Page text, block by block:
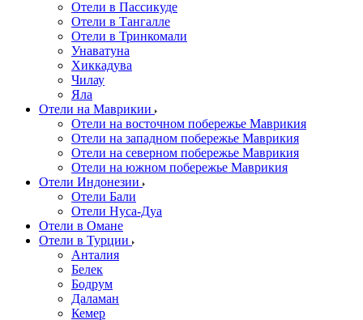
Отели в Пассикуде
Отели в Тангалле
Отели в Тринкомали
Унаватуна
Хиккадува
Чилау
Яла
Отели на Маврикии
Отели на восточном побережье Маврикия
Отели на западном побережье Маврикия
Отели на северном побережье Маврикия
Отели на южном побережье Маврикия
Отели Индонезии
Отели Бали
Отели Нуса-Дуа
Отели в Омане
Отели в Турции
Анталия
Белек
Бодрум
Даламан
Кемер